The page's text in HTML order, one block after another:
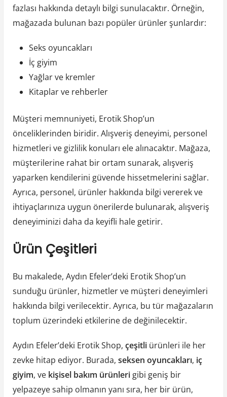
fazlası hakkında detaylı bilgi sunulacaktır. Örneğin,
mağazada bulunan bazı popüler ürünler şunlardır:
Seks oyuncakları
İç giyim
Yağlar ve kremler
Kitaplar ve rehberler
Müşteri memnuniyeti, Erotik Shop’un
önceliklerinden biridir. Alışveriş deneyimi, personel
hizmetleri ve gizlilik konuları ele alınacaktır. Mağaza,
müşterilerine rahat bir ortam sunarak, alışveriş
yaparken kendilerini güvende hissetmelerini sağlar.
Ayrıca, personel, ürünler hakkında bilgi vererek ve
ihtiyaçlarınıza uygun önerilerde bulunarak, alışveriş
deneyiminizi daha da keyifli hale getirir.
Ürün Çeşitleri
Bu makalede, Aydın Efeler’deki Erotik Shop’un
sunduğu ürünler, hizmetler ve müşteri deneyimleri
hakkında bilgi verilecektir. Ayrıca, bu tür mağazaların
toplum üzerindeki etkilerine de değinilecektir.
Aydın Efeler’deki Erotik Shop, çeşitliürünleri ile her
zevke hitap ediyor. Burada, seksen oyuncakları, iç
giyim, ve kişisel bakım ürünlerigibi geniş bir
yelpazeye sahip olmanın yanı sıra, her bir ürün,